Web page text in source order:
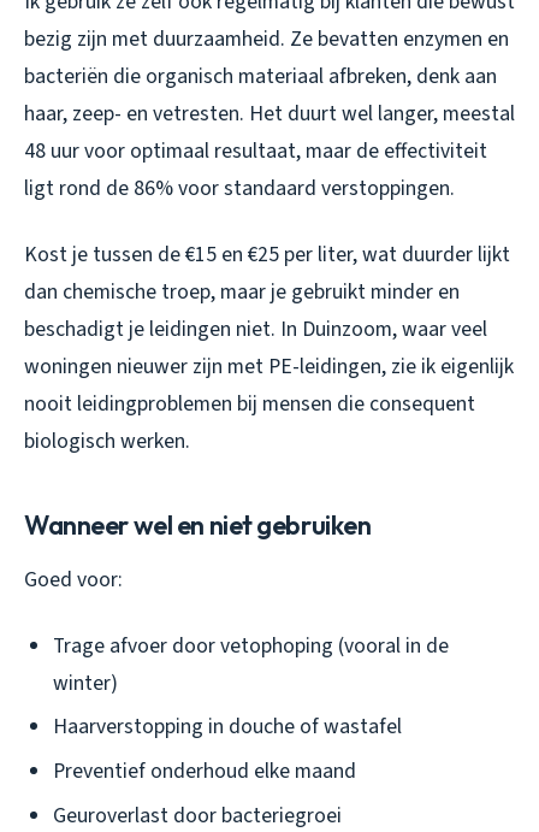
bezig zijn met duurzaamheid. Ze bevatten enzymen en
bacteriën die organisch materiaal afbreken, denk aan
haar, zeep- en vetresten. Het duurt wel langer, meestal
48 uur voor optimaal resultaat, maar de effectiviteit
ligt rond de 86% voor standaard verstoppingen.
Kost je tussen de €15 en €25 per liter, wat duurder lijkt
dan chemische troep, maar je gebruikt minder en
beschadigt je leidingen niet. In Duinzoom, waar veel
woningen nieuwer zijn met PE-leidingen, zie ik eigenlijk
nooit leidingproblemen bij mensen die consequent
biologisch werken.
Wanneer wel en niet gebruiken
Goed voor:
Trage afvoer door vetophoping (vooral in de
winter)
Haarverstopping in douche of wastafel
Preventief onderhoud elke maand
Geuroverlast door bacteriegroei